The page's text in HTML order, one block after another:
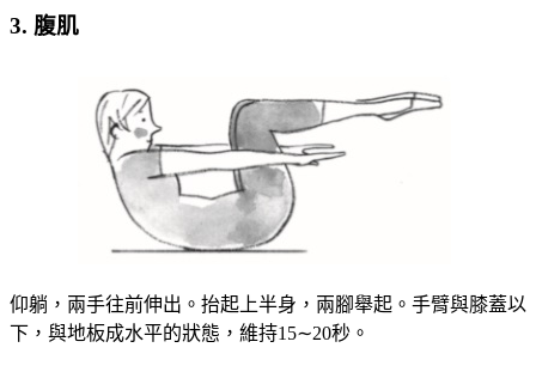
3. 腹肌
仰躺，兩手往前伸出。抬起上半身，兩腳舉起。手臂與膝蓋以
下，與地板成水平的狀態，維持15∼20秒。